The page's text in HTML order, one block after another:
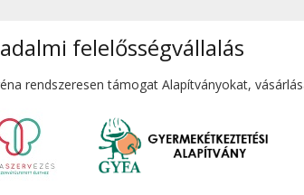
felelősségvállalás
rendszeresen támogat Alapítványokat,